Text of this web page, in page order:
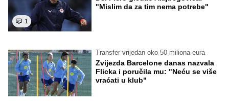
1
"Mislim da za tim nema potrebe"
Transfer vrijedan oko 50 miliona eura
Zvijezda Barcelone danas nazvala
Flicka i poručila mu: "Neću se više
vraćati u klub"